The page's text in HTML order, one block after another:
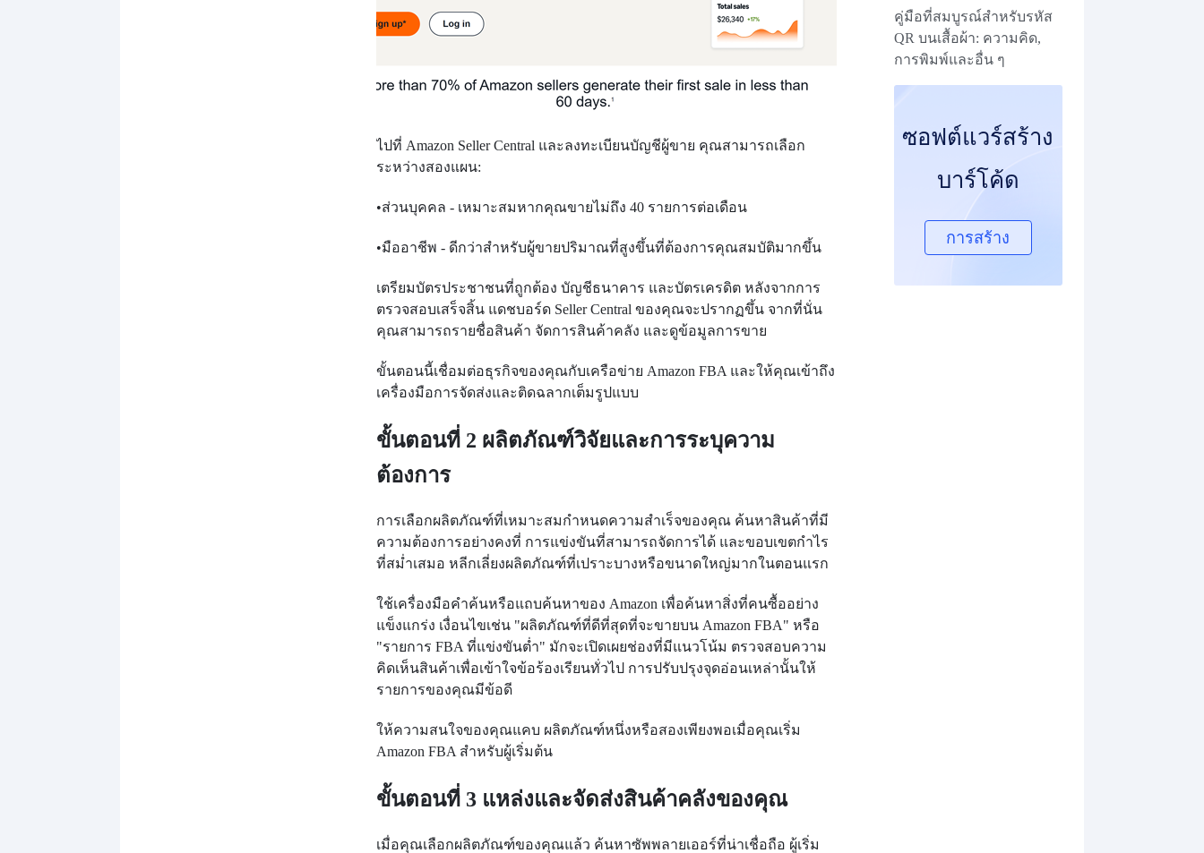
ไปที่ Amazon Seller Central และลงทะเบียนบัญชีผู้ขาย คุณสามารถเลือก
ระหว่างสองแผน:
•ส่วนบุคคล - เหมาะสมหากคุณขายไม่ถึง 40 รายการต่อเดือน
•มืออาชีพ - ดีกว่าสําหรับผู้ขายปริมาณที่สูงขึ้นที่ต้องการคุณสมบัติมากขึ้น
เตรียมบัตรประชาชนที่ถูกต้อง บัญชีธนาคาร และบัตรเครดิต หลังจากการ
ตรวจสอบเสร็จสิ้น แดชบอร์ด Seller Central ของคุณจะปรากฏขึ้น จากที่นั่น
คุณสามารถรายชื่อสินค้า จัดการสินค้าคลัง และดูข้อมูลการขาย
ขั้นตอนนี้เชื่อมต่อธุรกิจของคุณกับเครือข่าย Amazon FBA และให้คุณเข้าถึง
เครื่องมือการจัดส่งและติดฉลากเต็มรูปแบบ
ขั้นตอนที่ 2 ผลิตภัณฑ์วิจัยและการระบุความ
ต้องการ
การเลือกผลิตภัณฑ์ที่เหมาะสมกําหนดความสำเร็จของคุณ ค้นหาสินค้าที่มี
ความต้องการอย่างคงที่ การแข่งขันที่สามารถจัดการได้ และขอบเขตกำไร
ที่สม่ำเสมอ หลีกเลี่ยงผลิตภัณฑ์ที่เปราะบางหรือขนาดใหญ่มากในตอนแรก
ใช้เครื่องมือคำค้นหรือแถบค้นหาของ Amazon เพื่อค้นหาสิ่งที่คนซื้ออย่าง
แข็งแกร่ง เงื่อนไขเช่น "ผลิตภัณฑ์ที่ดีที่สุดที่จะขายบน Amazon FBA" หรือ
"รายการ FBA ที่แข่งขันต่ำ" มักจะเปิดเผยช่องที่มีแนวโน้ม ตรวจสอบความ
คิดเห็นสินค้าเพื่อเข้าใจข้อร้องเรียนทั่วไป การปรับปรุงจุดอ่อนเหล่านั้นให้
รายการของคุณมีข้อดี
ให้ความสนใจของคุณแคบ ผลิตภัณฑ์หนึ่งหรือสองเพียงพอเมื่อคุณเริ่ม
Amazon FBA สําหรับผู้เริ่มต้น
ขั้นตอนที่ 3 แหล่งและจัดส่งสินค้าคลังของคุณ
เมื่อคุณเลือกผลิตภัณฑ์ของคุณแล้ว ค้นหาซัพพลายเออร์ที่น่าเชื่อถือ ผู้เริ่ม
คู่มือที่สมบูรณ์สําหรับรหัส
QR บนเสื้อผ้า: ความคิด,
การพิมพ์และอื่น ๆ
ซอฟต์แวร์สร้าง
บาร์โค้ด
การสร้าง